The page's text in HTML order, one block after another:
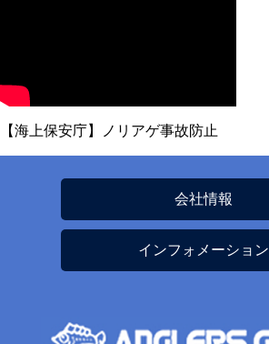
【海上保安庁】ノリアゲ事故防止
会社情報
インフォメーション